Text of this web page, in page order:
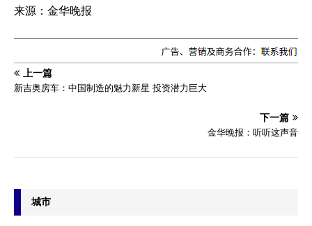
来源：金华晚报
上一篇
新吉奥房车：中国制造的魅力新星 投资潜力巨大
下一篇
金华晚报：听听这声音
城市